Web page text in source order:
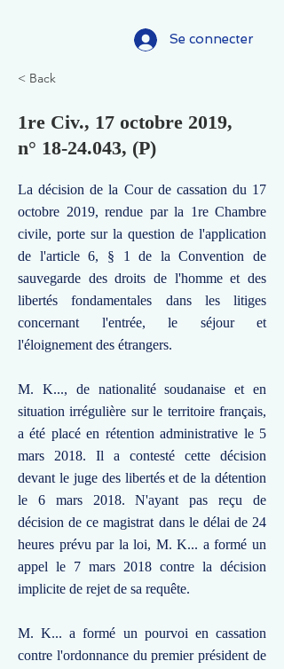
Se connecter
< Back
1re Civ., 17 octobre 2019,
n° 18-24.043, (P)
La décision de la Cour de cassation du 17
octobre 2019, rendue par la 1re Chambre
civile, porte sur la question de l'application
de l'article 6, § 1 de la Convention de
sauvegarde des droits de l'homme et des
libertés fondamentales dans les litiges
concernant l'entrée, le séjour et
l'éloignement des étrangers.
M. K..., de nationalité soudanaise et en
situation irrégulière sur le territoire français,
a été placé en rétention administrative le 5
mars 2018. Il a contesté cette décision
devant le juge des libertés et de la détention
le 6 mars 2018. N'ayant pas reçu de
décision de ce magistrat dans le délai de 24
heures prévu par la loi, M. K... a formé un
appel le 7 mars 2018 contre la décision
implicite de rejet de sa requête.
M. K... a formé un pourvoi en cassation
contre l'ordonnance du premier président de